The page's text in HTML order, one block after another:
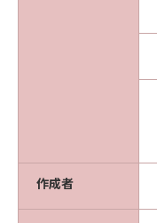
作成者